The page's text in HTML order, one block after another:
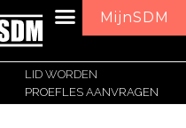
MijnSDM
LID WORDEN
PROEFLES AANVRAGEN